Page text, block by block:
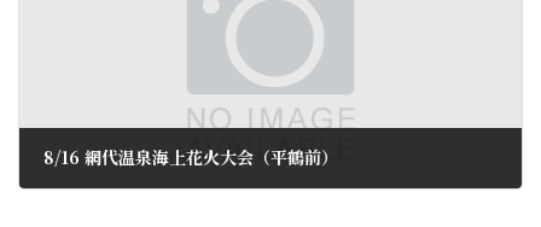
8/16 網代温泉海上花火大会（平鶴前）